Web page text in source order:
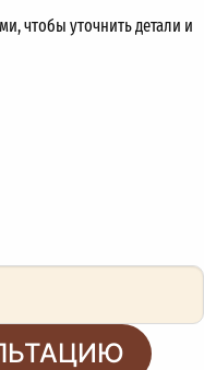
чтобы уточнить детали и